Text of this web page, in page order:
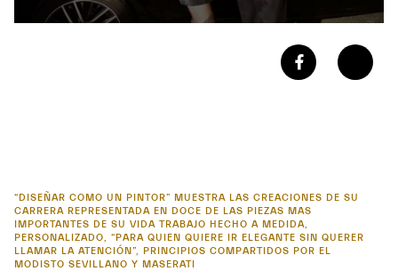
“DISEÑAR COMO UN PINTOR” MUESTRA LAS CREACIONES DE SU
CARRERA REPRESENTADA EN DOCE DE LAS PIEZAS MAS
IMPORTANTES DE SU VIDA TRABAJO HECHO A MEDIDA,
PERSONALIZADO, “PARA QUIEN QUIERE IR ELEGANTE SIN QUERER
LLAMAR LA ATENCIÓN”, PRINCIPIOS COMPARTIDOS POR EL
MODISTO SEVILLANO Y MASERATI